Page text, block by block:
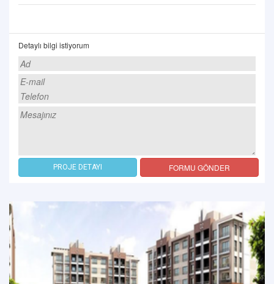
Detaylı bilgi istiyorum
PROJE DETAYI FORMU GÖNDER